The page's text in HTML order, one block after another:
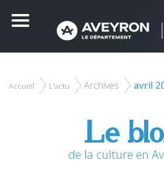
Menu
Accueil L'actu Archives avril
Le
de la culture en
ceux que vous souhaitez activer
Tout accepter Tout refuser